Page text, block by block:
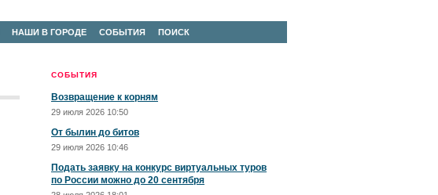
НАШИ В ГОРОДЕ СОБЫТИЯ ПОИСК
СОБЫТИЯ
Возвращение к корням
29 июля 2026 10:50
От былин до битов
29 июля 2026 10:46
Подать заявку на конкурс виртуальных туров
по России можно до 20 сентября